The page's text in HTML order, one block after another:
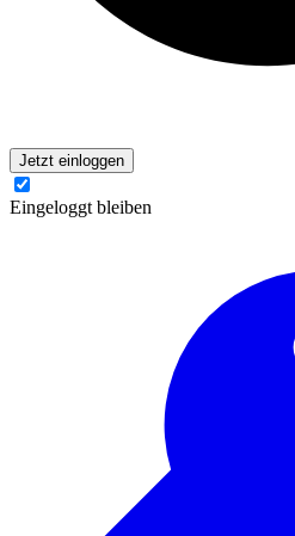
Jetzt einloggen
Eingeloggt bleiben